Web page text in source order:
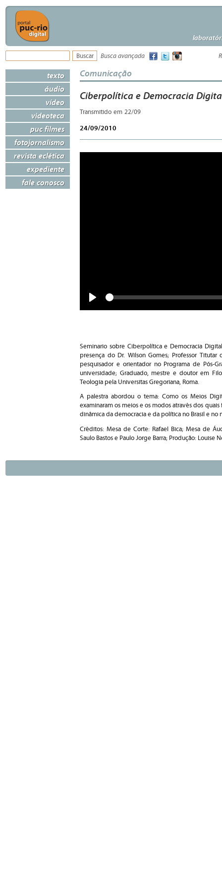
Busca avançada
texto
áudio
vídeo
videoteca
puc filmes
fotojornalismo
revista eclética
expediente
fale conosco
Comunicação
Ciberpolítica e Democracia
Transmitido em 22/09
24/09/2010
Seek
Seminario sobre Ciberpolítica e Democracia
presença do Dr. Wilson Gomes; Professor
pesquisador e orientador no Programa de Pós-
universidade; Graduado, mestre e doutor em
Teologia pela Universitas Gregoriana, Roma.
A palestra abordou o tema: Como os Meios
examinaram os meios e os modos através dos
dinâmica da democracia e da política no Brasil e no
Créditos: Mesa de Corte: Rafael Bica; Mesa de
Saulo Bastos e Paulo Jorge Barra; Produção: Louise